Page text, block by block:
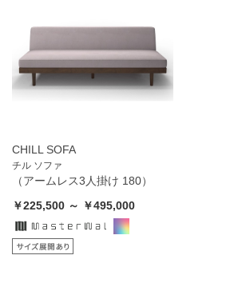
CHILL SOFA
チル ソファ
（アームレス3人掛け 180）
￥225,500 ～ ￥495,000